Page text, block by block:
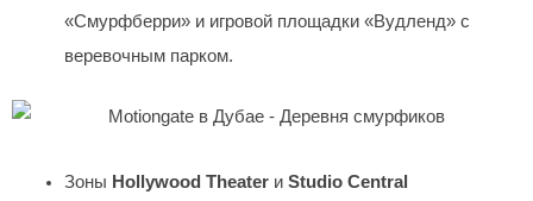
«Смурфберри» и игровой площадки «Вудленд» с
веревочным парком.
Зоны Hollywood Theaterи Studio Central